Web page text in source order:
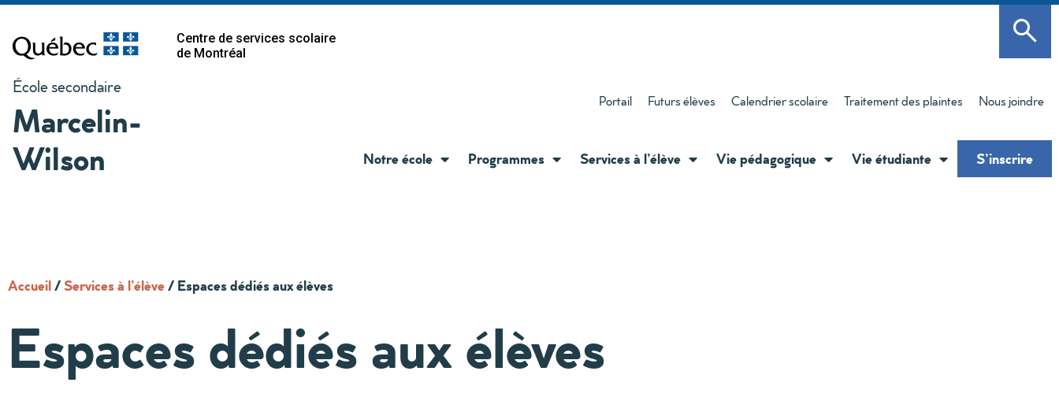
Centre de services scolaire
de Montréal
École secondaire
Marcelin-
Wilson
Portail Futurs élèves Calendrier scolaire Traitement des plaintes Nous joindre
Notre école Programmes Services à l’élève Vie pédagogique Vie étudiante S’inscrire
Accueil/Services à l’élève/Espaces dédiés aux élèves
Espaces dédiés aux élèves